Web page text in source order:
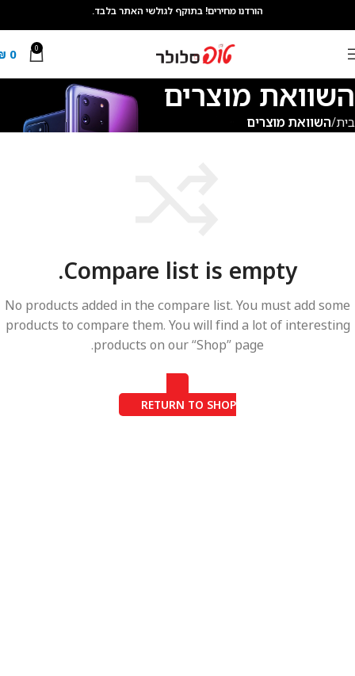
הורדנו מחירים! בתוקף לגולשי האתר בלבד.
0
0
השוואת מוצרים
בית השוואת מוצרים
Compare list is empty.
No products added in the compare list. You must add some
products to compare them. You will find a lot of interesting
products on our “Shop” page.
RETURN TO SHOP